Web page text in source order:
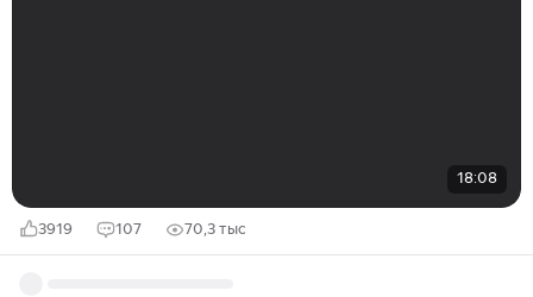
18:08
3919 107 70,3 тыс